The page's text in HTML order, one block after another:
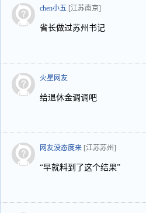
chen小五 [江苏南京]
省长做过苏州书记
火星网友
给退休金调调吧
网友没态度来 [江苏苏州]
“早就料到了这个结果”